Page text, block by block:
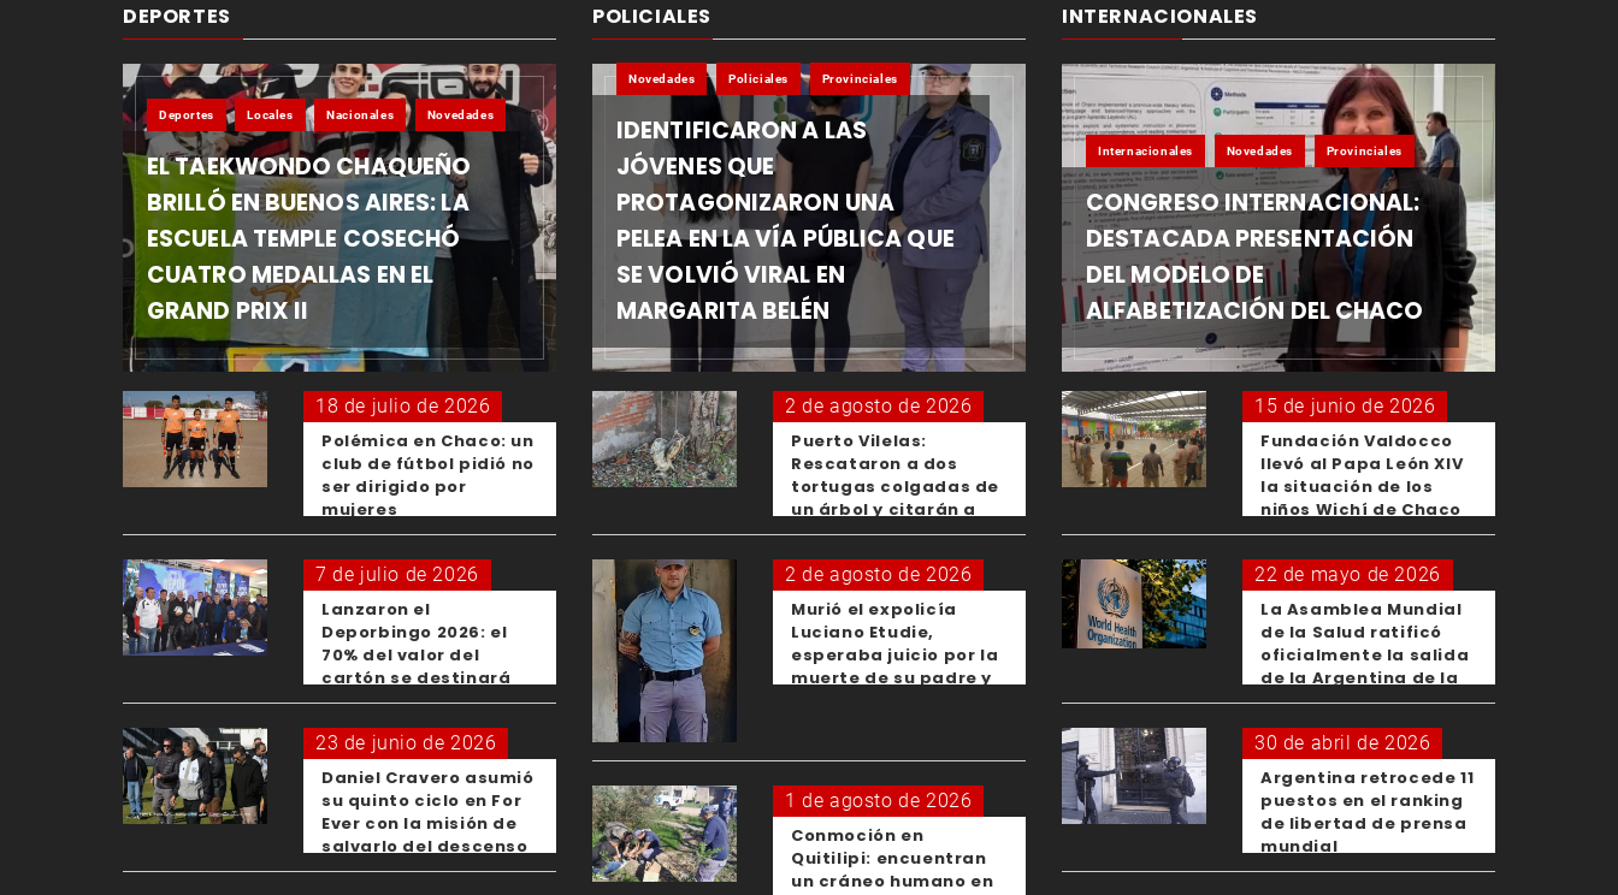
DEPORTES
Deportes Locales Nacionales Novedades
EL TAEKWONDO CHAQUEÑO
BRILLÓ EN BUENOS AIRES: LA
ESCUELA TEMPLE COSECHÓ
CUATRO MEDALLAS EN EL
GRAND PRIX II
18 de julio de 2026
Polémica en Chaco: un
club de fútbol pidió no
ser dirigido por
mujeres
7 de julio de 2026
Lanzaron el
Deporbingo 2026: el
70% del valor del
cartón se destinará
para los clubes
23 de junio de 2026
Daniel Cravero asumió
su quinto ciclo en For
Ever con la misión de
salvarlo del descenso
POLICIALES
Novedades Policiales Provinciales
IDENTIFICARON A LAS
JÓVENES QUE
PROTAGONIZARON UNA
PELEA EN LA VÍA PÚBLICA QUE
SE VOLVIÓ VIRAL EN
MARGARITA BELÉN
2 de agosto de 2026
Puerto Vilelas:
Rescataron a dos
tortugas colgadas de
un árbol y citarán a
los padres de los
menores responsables
2 de agosto de 2026
Murió el expolicía
Luciano Etudie,
esperaba juicio por la
muerte de su padre y
1 de agosto de 2026
Conmoción en
Quitilipi: encuentran
un cráneo humano en
INTERNACIONALES
Internacionales Novedades Provinciales
CONGRESO INTERNACIONAL:
DESTACADA PRESENTACIÓN
DEL MODELO DE
ALFABETIZACIÓN DEL CHACO
15 de junio de 2026
Fundación Valdocco
llevó al Papa León XIV
la situación de los
niños Wichí de Chaco
22 de mayo de 2026
La Asamblea Mundial
de la Salud ratificó
oficialmente la salida
de la Argentina de la
OMS
30 de abril de 2026
Argentina retrocede 11
puestos en el ranking
de libertad de prensa
mundial